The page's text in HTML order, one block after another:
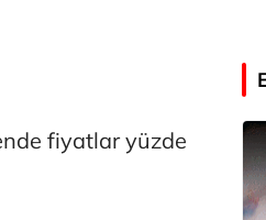
fiyatlar yüzde